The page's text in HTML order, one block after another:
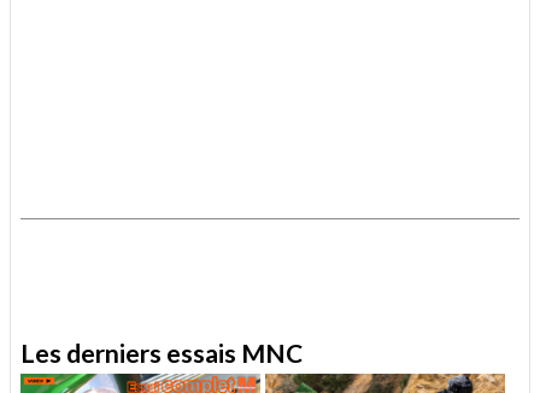
Les derniers essais MNC